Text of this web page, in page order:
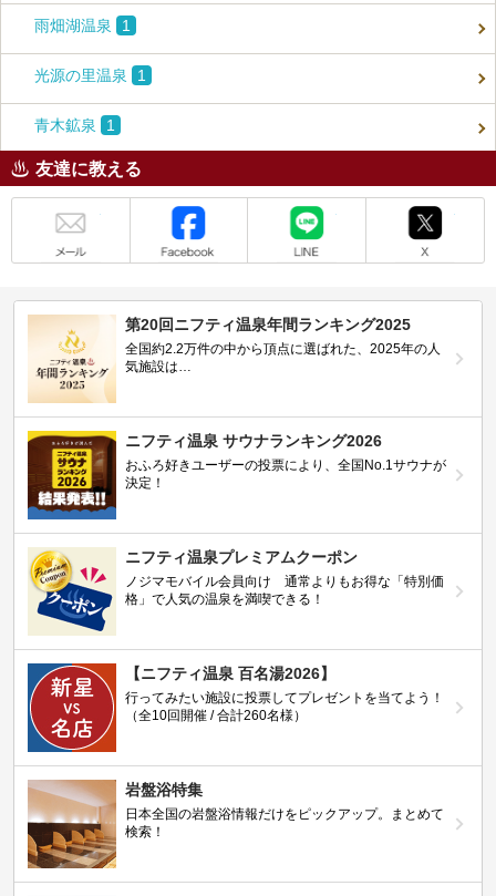
雨畑湖温泉 1
光源の里温泉 1
青木鉱泉 1
友達に教える
第20回ニフティ温泉年間ランキング2025
全国約2.2万件の中から頂点に選ばれた、2025年の人
気施設は…
ニフティ温泉 サウナランキング2026
おふろ好きユーザーの投票により、全国No.1サウナが
決定！
ニフティ温泉プレミアムクーポン
ノジマモバイル会員向け 通常よりもお得な「特別価
格」で人気の温泉を満喫できる！
【ニフティ温泉 百名湯2026】
行ってみたい施設に投票してプレゼントを当てよう！
（全10回開催 / 合計260名様）
岩盤浴特集
日本全国の岩盤浴情報だけをピックアップ。まとめて
検索！